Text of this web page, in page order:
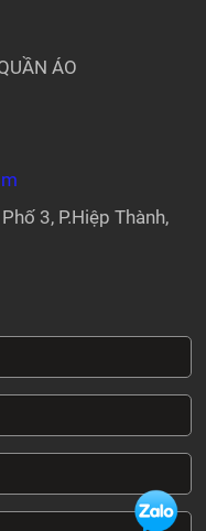
ÁO
3, P.Hiệp Thành,